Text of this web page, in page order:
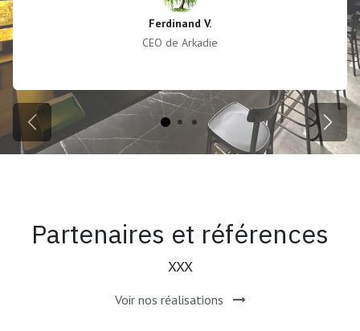
Ferdinand V.
CEO de Arkadie
Précédent
Partenaires et références
XXX
Voir nos réalisations